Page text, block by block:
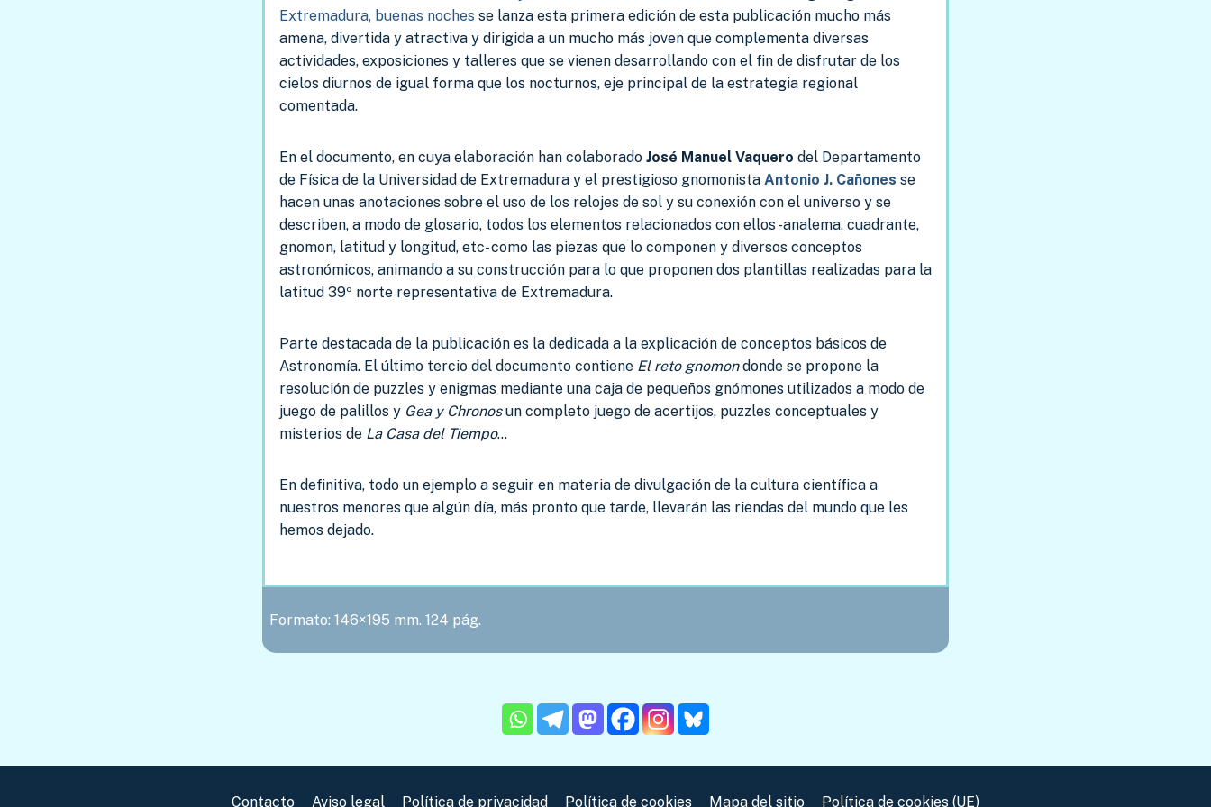
Extremadura, buenas noches se lanza esta primera edición de esta publicación mucho más
amena, divertida y atractiva y dirigida a un mucho más joven que complementa diversas
actividades, exposiciones y talleres que se vienen desarrollando con el fin de disfrutar de los
cielos diurnos de igual forma que los nocturnos, eje principal de la estrategia regional
comentada.
En el documento, en cuya elaboración han colaborado José Manuel Vaquero del Departamento
de Física de la Universidad de Extremadura y el prestigioso gnomonista Antonio J. Cañones se
hacen unas anotaciones sobre el uso de los relojes de sol y su conexión con el universo y se
describen, a modo de glosario, todos los elementos relacionados con ellos -analema, cuadrante,
gnomon, latitud y longitud, etc- como las piezas que lo componen y diversos conceptos
astronómicos, animando a su construcción para lo que proponen dos plantillas realizadas para la
latitud 39º norte representativa de Extremadura.
Parte destacada de la publicación es la dedicada a la explicación de conceptos básicos de
Astronomía. El último tercio del documento contiene El reto gnomondonde se propone la
resolución de puzzles y enigmas mediante una caja de pequeños gnómones utilizados a modo de
juego de palillos y Gea y Chronosun completo juego de acertijos, puzzles conceptuales y
misterios de La Casa del Tiempo…
En definitiva, todo un ejemplo a seguir en materia de divulgación de la cultura científica a
nuestros menores que algún día, más pronto que tarde, llevarán las riendas del mundo que les
hemos dejado.
Formato: 146×195 mm. 124 pág.
Contacto Aviso legal Política de privacidad Política de cookies Mapa del sitio Política de cookies (UE)